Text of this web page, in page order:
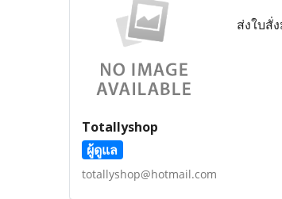
Totallyshop
ผู้ดูแล
totallyshop@hotmail.com
ส่งใบสั่